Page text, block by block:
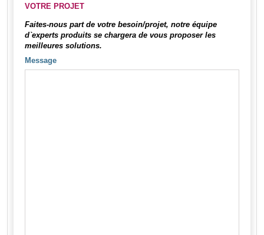
VOTRE PROJET
Faites-nous part de votre besoin/projet, notre équipe
d`experts produits se chargera de vous proposer les
meilleures solutions.
Message